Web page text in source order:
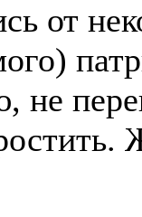
от
не